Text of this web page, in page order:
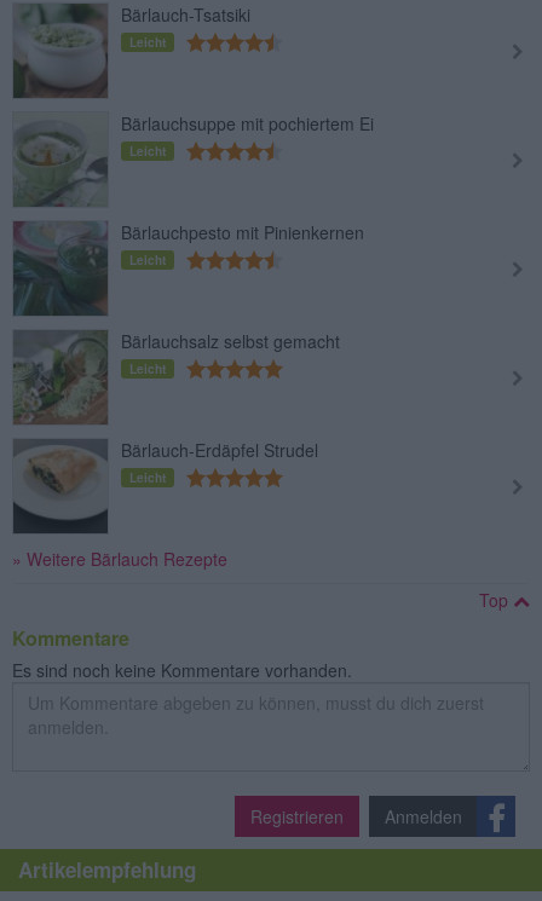
Bärlauch-Tsatsiki
Leicht
Bärlauchsuppe mit pochiertem Ei
Leicht
Bärlauchpesto mit Pinienkernen
Leicht
Bärlauchsalz selbst gemacht
Leicht
Bärlauch-Erdäpfel Strudel
Leicht
» Weitere Bärlauch Rezepte
Top
Kommentare
Es sind noch keine Kommentare vorhanden.
Registrieren Anmelden
Artikelempfehlung